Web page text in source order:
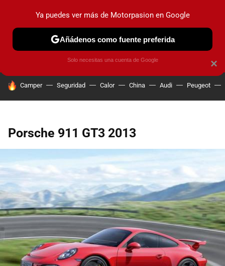
PRUEBAS COCHES ELÉCTRICOS OBSERVATORIO
HOY SE HABLA DE
Camper Seguridad Calor China Audi Peugeot
Porsche 911 GT3 2013
×
Ya puedes ver más de Motorpasion en Google
Añádenos como fuente preferida
Solo necesitas una cuenta de Google